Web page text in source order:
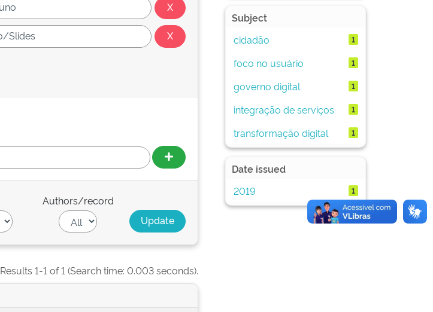
Authors/record
Results 1-1 of 1 (Search time: 0.003 seconds).
Subject
cidadão
1
foco no usuário 1
governo digital 1
integração de serviços 1
transformação digital 1
Date issued
2019
1